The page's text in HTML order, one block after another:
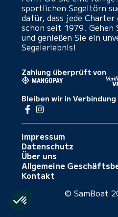
sportlichen Segeltörn
dafür, dass jede
schon seit 1979. Gehen
und genießen Sie ein
Segelerlebnis!
Zahlung überprüft von
Bleiben wir in Verbindung
Impressum
Datenschutz
Über uns
Allgemeine
Kontakt
© SamBoat